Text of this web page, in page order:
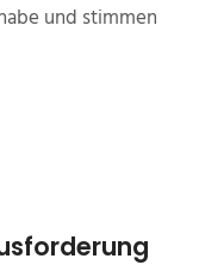
und stimmen